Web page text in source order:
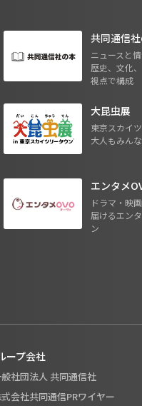
共同通信
ニュースと
歴史、文化
視点で構成
大昆虫展
東京スカイ
大人もみん
エンタメ
ドラマ・映
届けるエン
ン
ープ会社
社団法人 共同通信社
会社共同通信PRワイヤー